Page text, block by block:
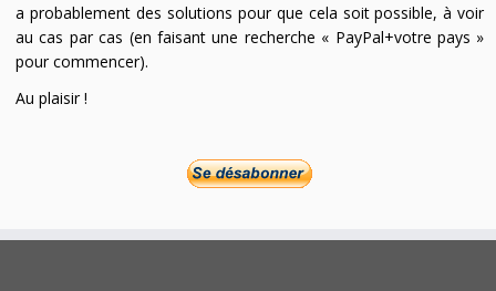
a probablement des solutions pour que cela soit possible, à voir
au cas par cas (en faisant une recherche « PayPal+votre pays »
pour commencer).
Au plaisir !